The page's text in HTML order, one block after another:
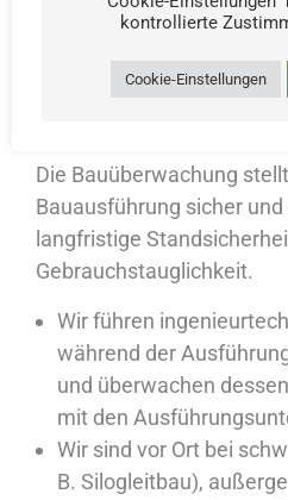
Die Bauüberwachung
Bauausführung sicher
langfristige
Gebrauchstauglichkeit.
Wir führen
während der
und überwachen
mit den
Wir sind vor Ort bei
B. Silogleitbau),
kontrollierte
Cookie-Einstellungen